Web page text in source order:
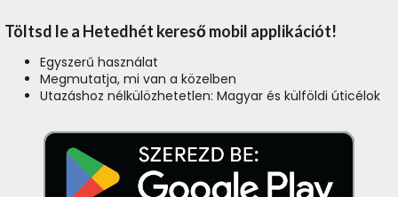
Töltsd le a Hetedhét kereső mobil applikációt!
Egyszerű használat
Megmutatja, mi van a közelben
Utazáshoz nélkülözhetetlen: Magyar és külföldi úticélok